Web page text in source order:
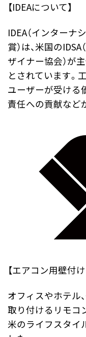
【IDEAについて】
IDEA（インターナ
賞）は、米国の
ザイナー協会）が
とされています。
ユーザーが受ける
責任への貢献など
【エアコン用壁付
オフィスやホテル
取り付けるリモコ
米のライフスタイ